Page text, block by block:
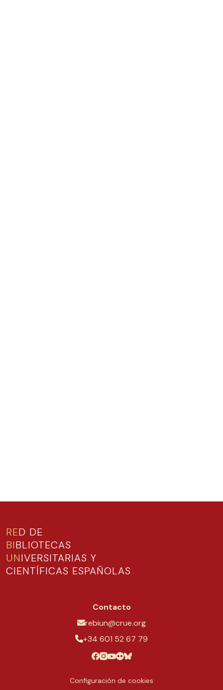
RED DE
BIBLIOTECAS
UNIVERSITARIAS Y
CIENTÍFICAS ESPAÑOLAS
Contacto
rebiun@crue.org
+34 601 52 67 79
Configuración de cookies